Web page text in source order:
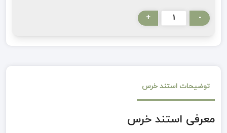
-
+
توضیحات استند خرس
معرفی استند خرس